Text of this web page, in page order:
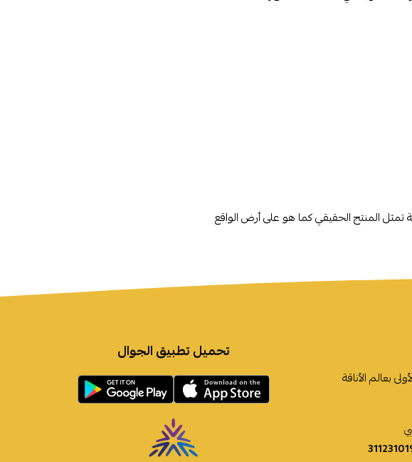
تمثل المنتج الحقيقي كما هو على أرض الواقع
بعالم الأناقة
تحميل تطبيق الجوال